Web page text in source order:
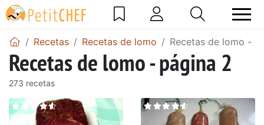
Recetas Recetas de lomo Recetas de lomo -
Recetas de lomo - página 2
273 recetas